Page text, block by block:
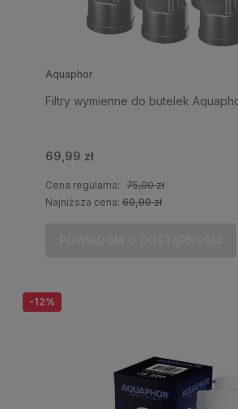
Aquaphor
Filtry wymienne do butelek
69,99 zł
Cena regularna: 75,00 zł
Najniższa cena: 69,99 zł
-12%